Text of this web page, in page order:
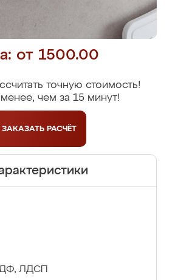
от 1500.00
точную стоимость!
чем за 15 минут!
ЗАКАЗАТЬ РАСЧЁТ
ЛДСП